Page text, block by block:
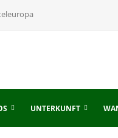
UNTERKUNFT